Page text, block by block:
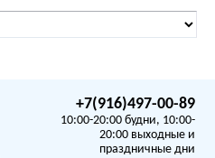
+7(916)497-00-89
10:00-20:00 будни, 10:00-
20:00 выходные и
праздничные дни